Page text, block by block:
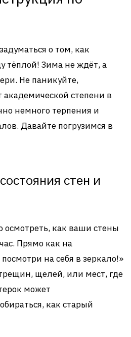
о том, как
тёплой! Зима не ждёт, а
Не паникуйте,
академической степени в
немного терпения и
Давайте погрузимся в
стен и
как ваши стены
Прямо как на
на себя в зеркало!»
щелей, или мест, где
может
как старый